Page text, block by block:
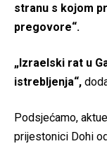
stranu s kojom
pregovore“.
„Izraelski rat u
istrebljenja“,
Podsjećamo,
prijestonici Dohi